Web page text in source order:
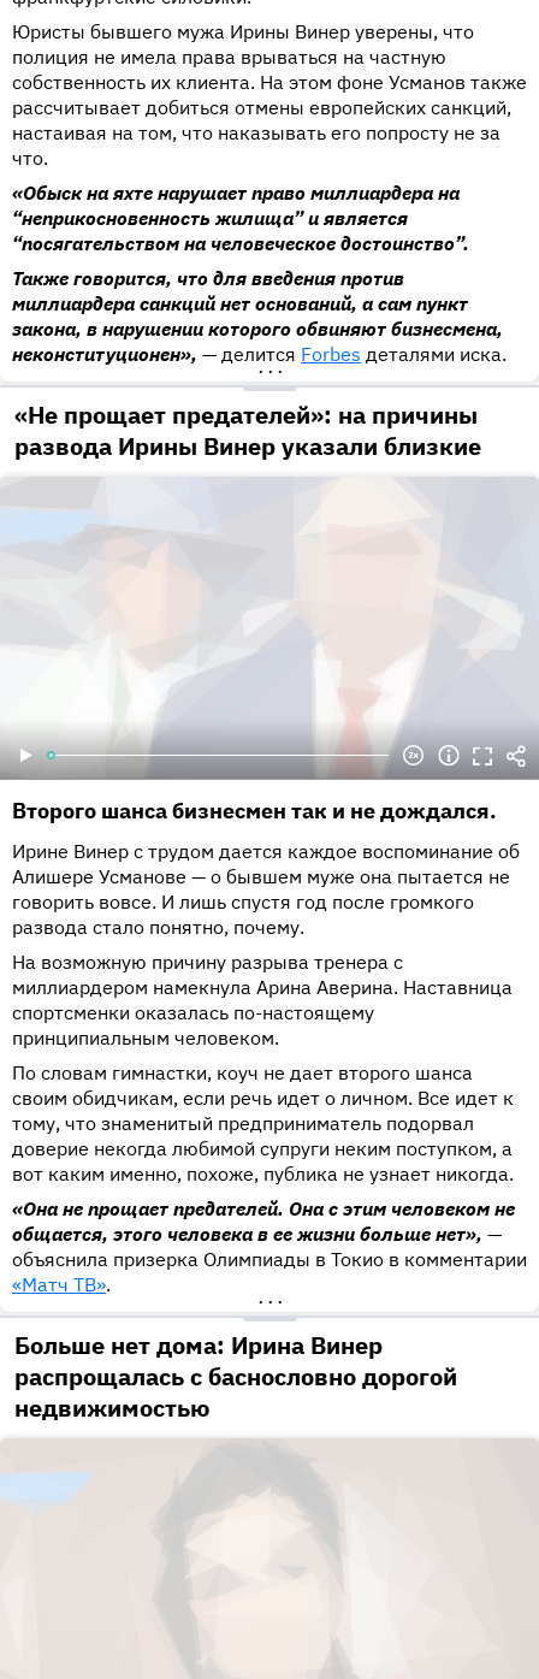
Юристы бывшего мужа Ирины Винер уверены, что
полиция не имела права врываться на частную
собственность их клиента. На этом фоне Усманов также
рассчитывает добиться отмены европейских санкций,
настаивая на том, что наказывать его попросту не за
что.
«Обыск на яхте нарушает право миллиардера на
“неприкосновенность жилища” и является
“посягательством на человеческое достоинство”.
Также говорится, что для введения против
миллиардера санкций нет оснований, а сам пункт
закона, в нарушении которого обвиняют бизнесмена,
неконституционен», — делится Forbes деталями иска.
•••
«Не прощает предателей»: на причины
развода Ирины Винер указали близкие
Второго шанса бизнесмен так и не дождался.
Ирине Винер с трудом дается каждое воспоминание об
Алишере Усманове — о бывшем муже она пытается не
говорить вовсе. И лишь спустя год после громкого
развода стало понятно, почему.
На возможную причину разрыва тренера с
миллиардером намекнула Арина Аверина. Наставница
спортсменки оказалась по-настоящему
принципиальным человеком.
По словам гимнастки, коуч не дает второго шанса
своим обидчикам, если речь идет о личном. Все идет к
тому, что знаменитый предприниматель подорвал
доверие некогда любимой супруги неким поступком, а
вот каким именно, похоже, публика не узнает никогда.
«Она не прощает предателей. Она с этим человеком не
общается, этого человека в ее жизни больше нет», —
объяснила призерка Олимпиады в Токио в комментарии
«Матч ТВ».
•••
Больше нет дома: Ирина Винер
распрощалась с баснословно дорогой
недвижимостью